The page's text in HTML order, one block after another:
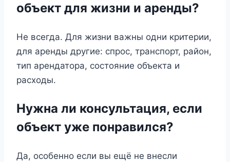
объект для жизни и аренды?
Не всегда. Для жизни важны одни критерии,
для аренды другие: спрос, транспорт, район,
тип арендатора, состояние объекта и
расходы.
Нужна ли консультация, если
объект уже понравился?
Да, особенно если вы ещё не внесли